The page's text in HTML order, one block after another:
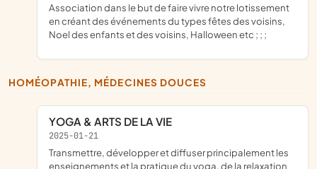
association dans le but de faire vivre notre lotissement
en créant des événements du types fêtes des voisins,
Noel des enfants et des voisins, Halloween etc ; ; ;
HOMÉOPATHIE, MÉDECINES DOUCES
YOGA & ARTS DE LA VIE
2025-01-21
transmettre, développer et diffuser principalement les
enseignements et la pratique du yoga, de la relaxation